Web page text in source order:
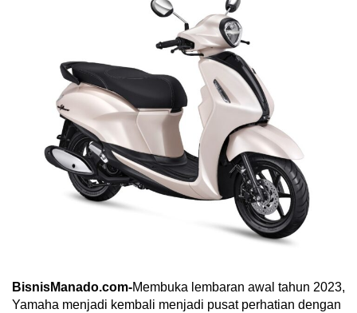
BisnisManado.com-Membuka lembaran awal tahun 2023,
Yamaha menjadi kembali menjadi pusat perhatian dengan